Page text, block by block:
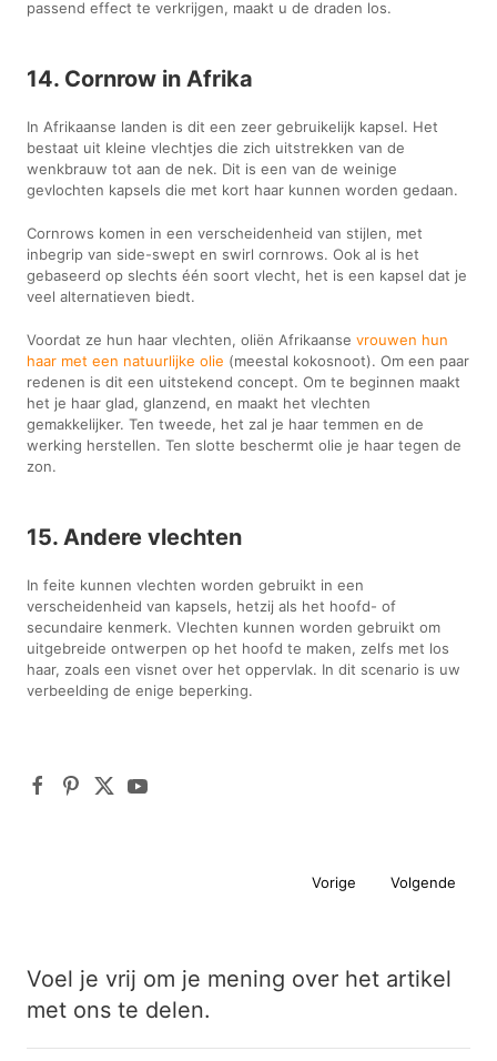
passend effect te verkrijgen, maakt u de draden los.
14. Cornrow in Afrika
In Afrikaanse landen is dit een zeer gebruikelijk kapsel. Het
bestaat uit kleine vlechtjes die zich uitstrekken van de
wenkbrauw tot aan de nek. Dit is een van de weinige
gevlochten kapsels die met kort haar kunnen worden gedaan.
Cornrows komen in een verscheidenheid van stijlen, met
inbegrip van side-swept en swirl cornrows. Ook al is het
gebaseerd op slechts één soort vlecht, het is een kapsel dat je
veel alternatieven biedt.
Voordat ze hun haar vlechten, oliën Afrikaansevrouwen hun
haar met een natuurlijke olie (meestal kokosnoot). Om een paar
redenen is dit een uitstekend concept. Om te beginnen maakt
het je haar glad, glanzend, en maakt het vlechten
gemakkelijker. Ten tweede, het zal je haar temmen en de
werking herstellen. Ten slotte beschermt olie je haar tegen de
zon.
15. Andere vlechten
In feite kunnen vlechten worden gebruikt in een
verscheidenheid van kapsels, hetzij als het hoofd- of
secundaire kenmerk. Vlechten kunnen worden gebruikt om
uitgebreide ontwerpen op het hoofd te maken, zelfs met los
haar, zoals een visnet over het oppervlak. In dit scenario is uw
verbeelding de enige beperking.
Vorige Volgende
Voel je vrij om je mening over het artikel
met ons te delen.